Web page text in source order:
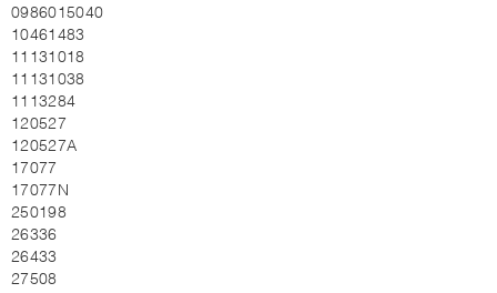
0986015040
10461483
11131018
11131038
1113284
120527
120527A
17077
17077N
250198
26336
26433
27508